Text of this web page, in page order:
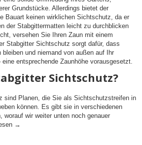
Grundstücke. Allerdings bietet der
Bauart keinen wirklichen Sichtschutz, da er
der Stabgittermatten leicht zu durchblicken
versehen Sie Ihren Zaun mit einem
Stabgitter Sichtschutz sorgt dafür, dass
und niemand von außen auf Ihr
entsprechende Zaunhöhe vorausgesetzt.
Sichtschutz?
sind Planen, die Sie als Sichtschutzstreifen in
können. Es gibt sie in verschiedenen
worauf wir weiter unten noch genauer
→